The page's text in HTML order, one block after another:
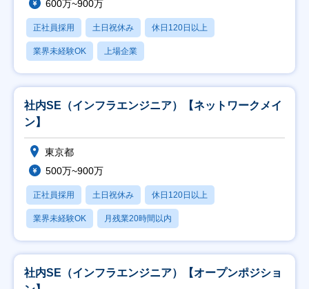
600万~900万
正社員採用 土日祝休み 休日120日以上
業界未経験OK 上場企業
社内SE（インフラエンジニア）【ネットワークメイ
ン】
東京都
500万~900万
正社員採用 土日祝休み 休日120日以上
業界未経験OK 月残業20時間以内
社内SE（インフラエンジニア）【オープンポジショ